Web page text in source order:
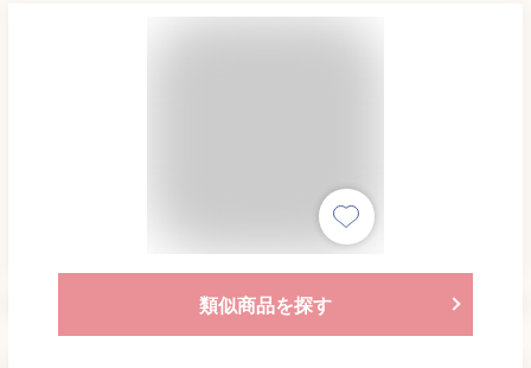
類似商品を探す